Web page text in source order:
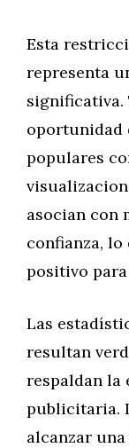
Esta
representa
significativa.
oportunidad
populares
asocian con
confianza, lo
positivo
Las
resultan
respaldan la
publicitaria.
alcanzar